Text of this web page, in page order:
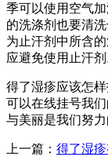
季可以使用空气
的洗涤剂也要清
为止汗剂中所含
应避免使用止汗剂
得了湿疹应该怎
可以在线挂号我
与美丽是我们努力
上一篇： 得了湿